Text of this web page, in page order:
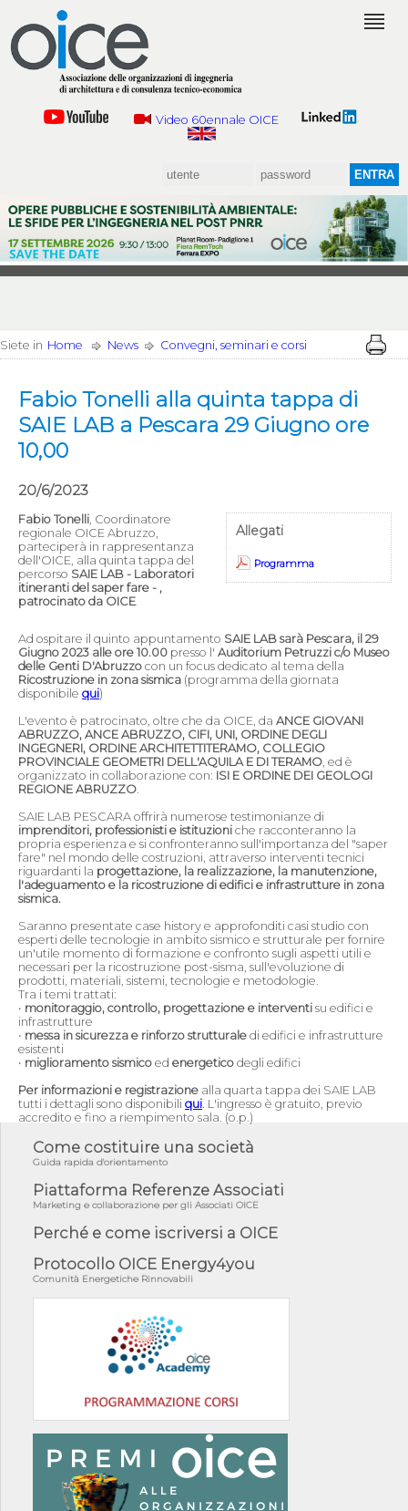
Video 60ennale OICE
Siete in Home News Convegni, seminari e corsi
Fabio Tonelli alla quinta tappa di
SAIE LAB a Pescara 29 Giugno ore
10,00
20/6/2023
Allegati
Programma
Fabio Tonelli, Coordinatore
regionale OICE Abruzzo,
parteciperà in rappresentanza
dell'OICE, alla quinta tappa del
percorso SAIE LAB - Laboratori
itineranti del saper fare - ,
patrocinato da OICE.
Ad ospitare il quinto appuntamento SAIE LAB sarà Pescara, il 29
Giugno 2023 alle ore 10.00 presso l' Auditorium Petruzzi c/o Museo
delle Genti D'Abruzzo con un focus dedicato al tema della
Ricostruzione in zona sismica (programma della giornata
disponibile qui)
L'evento è patrocinato, oltre che da OICE, da ANCE GIOVANI
ABRUZZO, ANCE ABRUZZO, CIFI, UNI, ORDINE DEGLI
INGEGNERI, ORDINE ARCHITETTITERAMO, COLLEGIO
PROVINCIALE GEOMETRI DELL'AQUILA E DI TERAMO , ed è
organizzato in collaborazione con: ISI E ORDINE DEI GEOLOGI
REGIONE ABRUZZO
SAIE LAB PESCARA offrirà numerose testimonianze di
imprenditori, professionisti e istituzioni che racconteranno la
propria esperienza e si confronteranno sull'importanza del "saper
fare" nel mondo delle costruzioni, attraverso interventi tecnici
riguardanti la progettazione, la realizzazione, la manutenzione,
l'adeguamento e la ricostruzione di edifici e infrastrutture in zona
sismica.
Saranno presentate case history e approfonditi casi studio con
esperti delle tecnologie in ambito sismico e strutturale per fornire
un'utile momento di formazione e confronto sugli aspetti utili e
necessari per la ricostruzione post-sisma, sull'evoluzione di
prodotti, materiali, sistemi, tecnologie e metodologie.
Tra i temi trattati:
• monitoraggio, controllo, progettazione e interventi su edifici e
infrastrutture
• messa in sicurezza e rinforzo strutturale di edifici e infrastrutture
esistenti
• miglioramento sismico ed energetico degli edifici
Per informazioni e registrazione alla quarta tappa dei SAIE LAB
tutti i dettagli sono disponibili qui L'ingresso è gratuito, previo
accredito e fino a riempimento sala. (o.p.)
Come costituire una società
Guida rapida d'orientamento
Piattaforma Referenze Associati
Marketing e collaborazione per gli Associati OICE
Perché e come iscriversi a OICE
Protocollo OICE Energy4you
Comunità Energetiche Rinnovabili